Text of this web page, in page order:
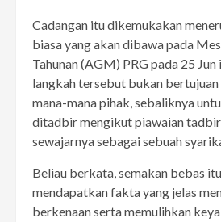
Cadangan itu dikemukakan
biasa yang akan dibawa pada
Tahunan (AGM) PRG pada 25 Jun
langkah tersebut bukan bertujuan
mana-mana pihak, sebaliknya
ditadbir mengikut piawaian tadbir
sewajarnya sebagai sebuah
Beliau berkata, semakan bebas
mendapatkan fakta yang jelas
berkenaan serta memulihkan